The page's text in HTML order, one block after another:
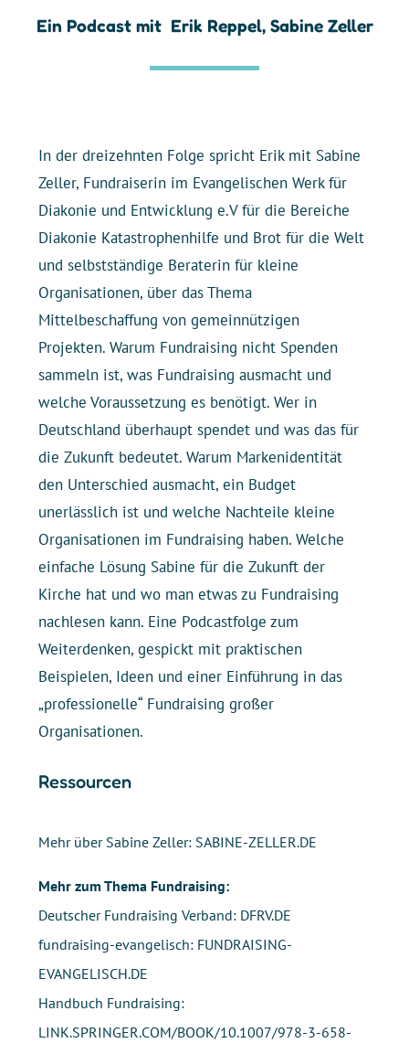
Ein Podcast mit Erik Reppel, Sabine Zeller
In der dreizehnten Folge spricht Erik mit Sabine
Zeller, Fundraiserin im Evangelischen Werk für
Diakonie und Entwicklung e. V für die Bereiche
Diakonie Katastrophenhilfe und Brot für die Welt
und selbstständige Beraterin für kleine
Organisationen, über das Thema
Mittelbeschaffung von gemeinnützigen
Projekten. Warum Fundraising nicht Spenden
sammeln ist, was Fundraising ausmacht und
welche Voraussetzung es benötigt. Wer in
Deutschland überhaupt spendet und was das für
die Zukunft bedeutet. Warum Markenidentität
den Unterschied ausmacht, ein Budget
unerlässlich ist und welche Nachteile kleine
Organisationen im Fundraising haben. Welche
einfache Lösung Sabine für die Zukunft der
Kirche hat und wo man etwas zu Fundraising
nachlesen kann. Eine Podcastfolge zum
Weiterdenken, gespickt mit praktischen
Beispielen, Ideen und einer Einführung in das
„professionelle“ Fundraising großer
Organisationen.
Ressourcen
Mehr über Sabine Zeller: SABINE-ZELLER.DE
Mehr zum Thema Fundraising:
Deutscher Fundraising Verband: DFRV.DE
fundraising-evangelisch: FUNDRAISING-
EVANGELISCH.DE
Handbuch Fundraising:
LINK.SPRINGER.COM/BOOK/10.1007/978-3-658-